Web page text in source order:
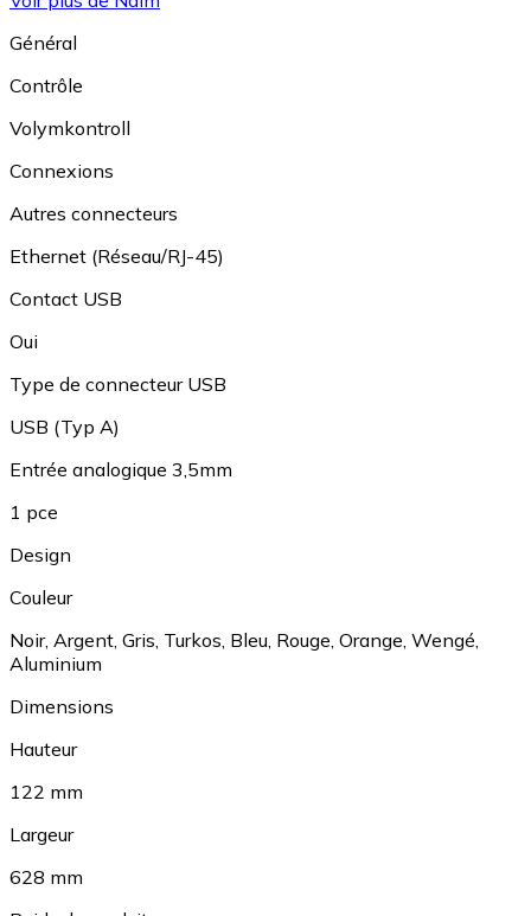
Général
Contrôle
Volymkontroll
Connexions
Autres connecteurs
Ethernet (Réseau/RJ-45)
Contact USB
Oui
Type de connecteur USB
USB (Typ A)
Entrée analogique 3,5mm
1 pce
Design
Couleur
Noir, Argent Gris Turkos Bleu Rouge Orange Wengé
Aluminium
Dimensions
Hauteur
122 mm
Largeur
628 mm